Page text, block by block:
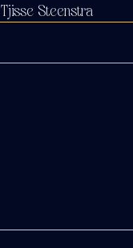
Tjisse Steenstra